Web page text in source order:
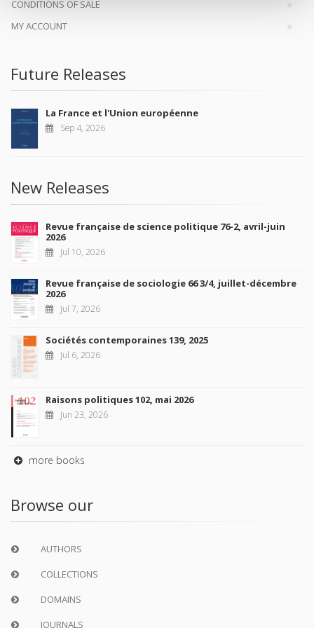
CONDITIONS OF SALE
MY ACCOUNT
Future Releases
La France et l'Union européenne
Sep 4, 2026
New Releases
Revue française de science politique 76-2, avril-juin
2026
Jul 10, 2026
Revue française de sociologie 66 3/4, juillet-décembre
2026
Jul 7, 2026
Sociétés contemporaines 139, 2025
Jul 6, 2026
Raisons politiques 102, mai 2026
Jun 23, 2026
more books
Browse our
AUTHORS
COLLECTIONS
DOMAINS
JOURNALS